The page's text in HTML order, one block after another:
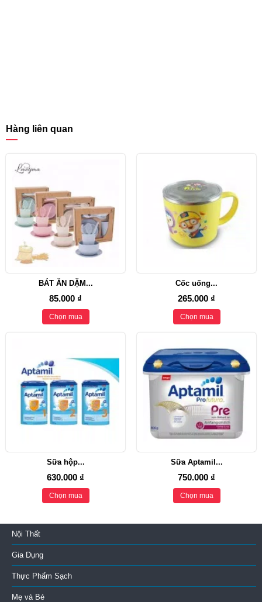
Hàng liên quan
BÁT ĂN DẶM...
85.000 ₫
Chọn mua
Cốc uống...
265.000 ₫
Chọn mua
Sữa hộp...
630.000 ₫
Chọn mua
Sữa Aptamil...
750.000 ₫
Chọn mua
Nội Thất
Gia Dụng
Thực Phẩm Sạch
Mẹ và Bé